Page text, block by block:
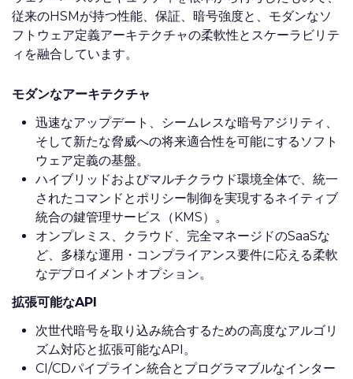
従来のHSMが持つ性能、保証、暗号強度と、モダンなソ
フトウェア定義アーキテクチャの柔軟性とスケーラビリテ
ィを融合しています。
モダンなアーキテクチャ
迅速なアップデート、シームレスな暗号アジリティ、
そして新たな脅威への将来適合性を可能にするソフト
ウェア定義の基盤。
ハイブリッドおよびマルチクラウド環境全体で、統一
されたコマンドとポリシー制御を実現するネイティブ
統合の鍵管理サービス（KMS）。
オンプレミス、クラウド、完全マネージドのSaaSな
ど、多様な運用・コンプライアンス要件に応える柔軟
なデプロイメントオプション。
拡張可能なAPI
次世代暗号を取り込み統合するための高度なアルゴリ
ズム対応と拡張可能なAPI。
CI/CDパイプライン統合とプログラマブルなインター